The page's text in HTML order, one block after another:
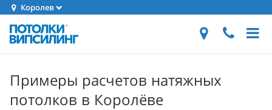
Королев
Примеры расчетов натяжных
потолков в Королёве